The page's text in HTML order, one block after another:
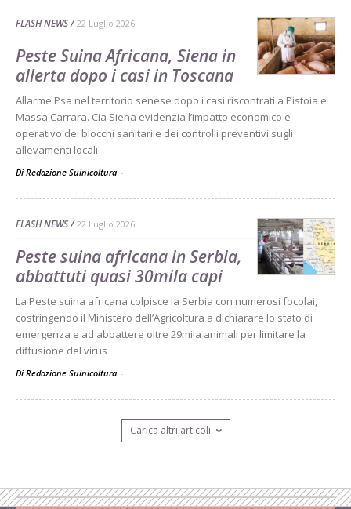
FLASH NEWS 22 Luglio 2026
Peste Suina Africana, Siena in
allerta dopo i casi in Toscana
Allarme Psa nel territorio senese dopo i casi riscontrati a Pistoia e
Massa Carrara. Cia Siena evidenzia l’impatto economico e
operativo dei blocchi sanitari e dei controlli preventivi sugli
allevamenti locali
Di Redazione Suinicoltura -
FLASH NEWS 22 Luglio 2026
Peste suina africana in Serbia,
abbattuti quasi 30mila capi
La Peste suina africana colpisce la Serbia con numerosi focolai,
costringendo il Ministero dell’Agricoltura a dichiarare lo stato di
emergenza e ad abbattere oltre 29mila animali per limitare la
diffusione del virus
Di Redazione Suinicoltura -
Carica altri articoli